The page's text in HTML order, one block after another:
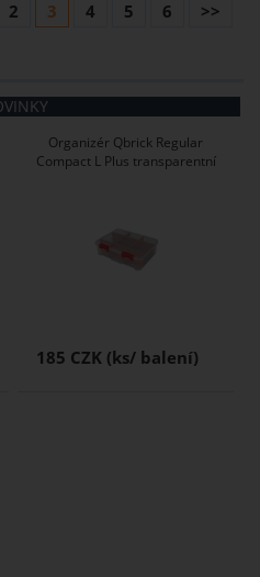
2 3 4 5 6 >>
Organizér Qbrick Regular
Compact L Plus transparentní
185 CZK